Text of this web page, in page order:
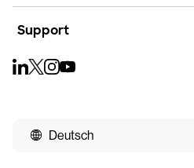
Support
Deutsch